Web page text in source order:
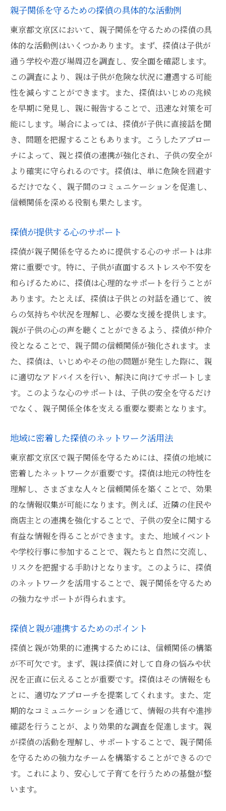
実際のケーススタディで学ぶ親子関係の保
護例
探偵を活用した心理的サポートの提供
探偵と共に作る安全な家庭環境
文京区に住む親が探偵を活用して子供のリスク
を最小限にする方法
子供の生活環境に潜むリスクとは
探偵が提供するリスク低減の具体策
親が知っておくべき子供の行動パターン
探偵による異常検知システムの導入
親と探偵の協力によるリスク管理
探偵との信頼関係構築がもたらす安心感
探偵が提供する情報収集力で親子関係の安心を
情報収集がもたらす親子関係への影響
リアルタイムでの情報提供による迅速な対
応
探偵が提供する情報の分析と活用法
情報を基にした親子の問題解決アプローチ
探偵を通じた安心感とその重要性
東京都文京区で親を支える探偵の利点を最大限
に活かす
探偵を活用するための基礎知識
文京区特有の探偵サービスの利点
探偵による地域限定のサポート内容
親子関係改善を目的とした探偵のアプロー
チ
探偵と共に作るコミュニティの安全ネット
ワーク
探偵活用で得られる長期的な安心感
探偵のサポートで都市生活から子供を守る文京
区の親の選択
都市生活がもたらす子供の健康への影響
探偵が提供する健康リスクへの対応策
探偵による都市生活への適応支援
探偵によるストレスマネジメントの提案
探偵と共に子供の幸福を追求する方法
親子関係を守るための探偵の具体的な活動例
東京都文京区において、親子関係を守るための探偵の具
体的な活動例はいくつかあります。まず、探偵は子供が
通う学校や遊び場周辺を調査し、安全面を確認します。
この調査により、親は子供が危険な状況に遭遇する可能
性を減らすことができます。また、探偵はいじめの兆候
を早期に発見し、親に報告することで、迅速な対策を可
能にします。場合によっては、探偵が子供に直接話を聞
き、問題を把握することもあります。こうしたアプロー
チによって、親と探偵の連携が強化され、子供の安全が
より確実に守られるのです。探偵は、単に危険を回避す
るだけでなく、親子間のコミュニケーションを促進し、
信頼関係を深める役割も果たします。
探偵が提供する心のサポート
探偵が親子関係を守るために提供する心のサポートは非
常に重要です。特に、子供が直面するストレスや不安を
和らげるために、探偵は心理的なサポートを行うことが
あります。たとえば、探偵は子供との対話を通じて、彼
らの気持ちや状況を理解し、必要な支援を提供します。
親が子供の心の声を聴くことができるよう、探偵が仲介
役となることで、親子間の信頼関係が強化されます。ま
た、探偵は、いじめやその他の問題が発生した際に、親
に適切なアドバイスを行い、解決に向けてサポートしま
す。このような心のサポートは、子供の安全を守るだけ
でなく、親子関係全体を支える重要な要素となります。
地域に密着した探偵のネットワーク活用法
東京都文京区で親子関係を守るためには、探偵の地域に
密着したネットワークが重要です。探偵は地元の特性を
理解し、さまざまな人々と信頼関係を築くことで、効果
的な情報収集が可能になります。例えば、近隣の住民や
商店主との連携を強化することで、子供の安全に関する
有益な情報を得ることができます。また、地域イベント
や学校行事に参加することで、親たちと自然に交流し、
リスクを把握する手助けとなります。このように、探偵
のネットワークを活用することで、親子関係を守るため
の強力なサポートが得られます。
探偵と親が連携するためのポイント
探偵と親が効果的に連携するためには、信頼関係の構築
が不可欠です。まず、親は探偵に対して自身の悩みや状
況を正直に伝えることが重要です。探偵はその情報をも
とに、適切なアプローチを提案してくれます。また、定
期的なコミュニケーションを通じて、情報の共有や進捗
確認を行うことが、より効果的な調査を促進します。親
が探偵の活動を理解し、サポートすることで、親子関係
を守るための強力なチームを構築することができるので
す。これにより、安心して子育てを行うための基盤が整
います。